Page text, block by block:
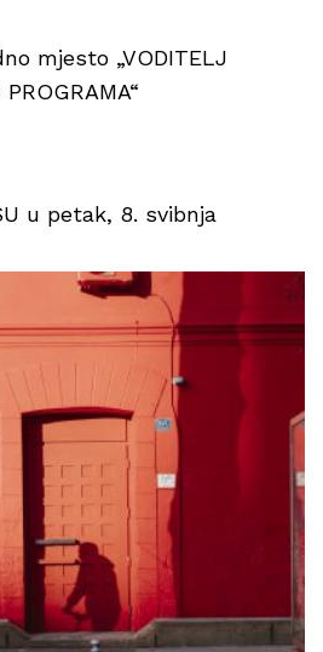
mjesto „VODITELJ
u petak, 8. svibnja